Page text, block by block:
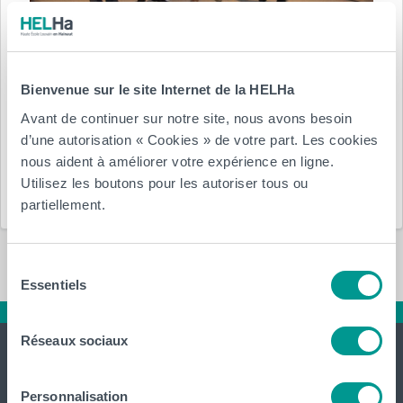
Bienvenue sur le site Internet de la HELHa
Avant de continuer sur notre site, nous avons besoin
d’une autorisation « Cookies » de votre part. Les cookies
nous aident à améliorer votre expérience en ligne.
Utilisez les boutons pour les autoriser tous ou
partiellement.
Essentiels
Réseaux sociaux
Personnalisation
Posté le :
Département(s) :